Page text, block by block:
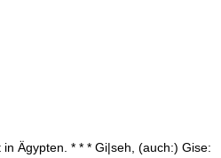
Ägypten. * * * Gi|seh, (auch:) Gise: